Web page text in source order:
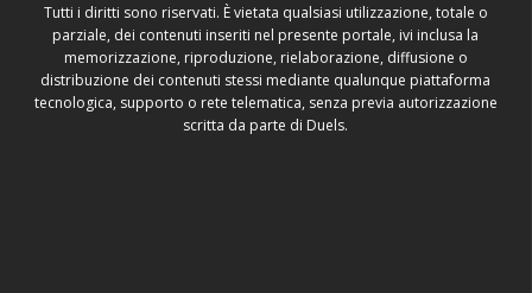
Tutti i diritti sono riservati. È vietata qualsiasi utilizzazione, totale o
parziale, dei contenuti inseriti nel presente portale, ivi inclusa la
memorizzazione, riproduzione, rielaborazione, diffusione o
distribuzione dei contenuti stessi mediante qualunque piattaforma
tecnologica, supporto o rete telematica, senza previa autorizzazione
scritta da parte di Duels.